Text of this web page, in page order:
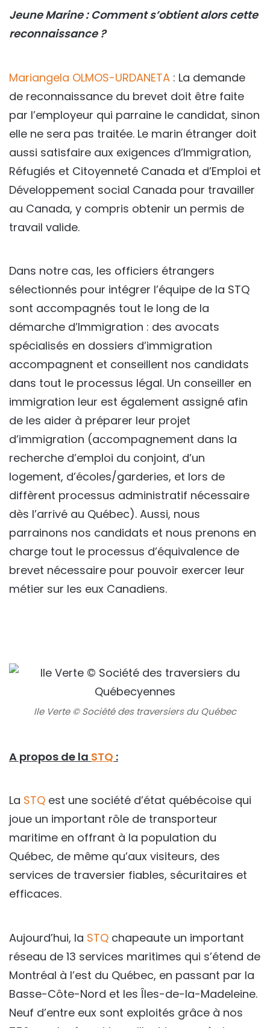
Jeune Marine : Comment s’obtient alors cette
reconnaissance ?
Mariangela OLMOS-URDANETA : La demande
de reconnaissance du brevet doit être faite
par l’employeur qui parraine le candidat, sinon
elle ne sera pas traitée. Le marin étranger doit
aussi satisfaire aux exigences d’Immigration,
Réfugiés et Citoyenneté Canada et d’Emploi et
Développement social Canada pour travailler
au Canada, y compris obtenir un permis de
travail valide.
Dans notre cas, les officiers étrangers
sélectionnés pour intégrer l’équipe de la STQ
sont accompagnés tout le long de la
démarche d’Immigration : des avocats
spécialisés en dossiers d’immigration
accompagnent et conseillent nos candidats
dans tout le processus légal. Un conseiller en
immigration leur est également assigné afin
de les aider à préparer leur projet
d’immigration (accompagnement dans la
recherche d’emploi du conjoint, d’un
logement, d’écoles/garderies, et lors de
diffèrent processus administratif nécessaire
dès l’arrivé au Québec). Aussi, nous
parrainons nos candidats et nous prenons en
charge tout le processus d’équivalence de
brevet nécessaire pour pouvoir exercer leur
métier sur les eux Canadiens.
Ile Verte © Société des traversiers du Québec
A propos de la STQ :
La STQ est une société d’état québécoise qui
joue un important rôle de transporteur
maritime en offrant à la population du
Québec, de même qu’aux visiteurs, des
services de traversier fiables, sécuritaires et
efficaces.
Aujourd’hui, la STQ chapeaute un important
réseau de 13 services maritimes qui s’étend de
Montréal à l’est du Québec, en passant par la
Basse-Côte-Nord et les Îles-de-la-Madeleine.
Neuf d’entre eux sont exploités grâce à nos